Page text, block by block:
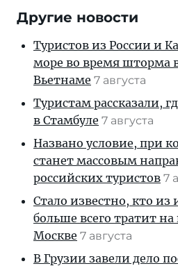
Другие новости
Туристов из России и
море во время шторма
Вьетнаме 7 августа
Туристам рассказали,
в Стамбуле 7 августа
Названо условие, при
станет массовым
российских туристов 7
Стало известно, кто из
больше всего тратит
Москве 7 августа
В Грузии завели дело